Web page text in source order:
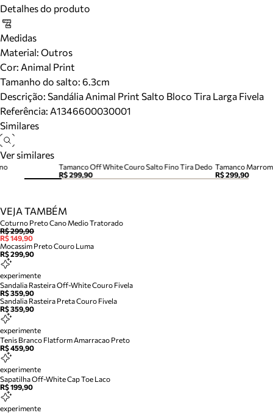
Detalhes do produto
Medidas
Material: Outros
Cor: Animal Print
Tamanho do salto: 6.3cm
Descrição: Sandália Animal Print Salto Bloco Tira Larga Fivela
Referência: A1346600030001
Similares
Ver similares
Tamanco Off White Couro Salto Fino Tira Dedo
R$ 299,90
Tamanco
R$ 299,90
VEJA TAMBÉM
Coturno Preto Cano Medio Tratorado
R$ 299,90
R$ 149,90
Mocassim Preto Couro Luma
R$ 299,90
experimente
Sandalia Rasteira Off-White Couro Fivela
R$ 359,90
Sandalia Rasteira Preta Couro Fivela
R$ 359,90
experimente
Tenis Branco Flatform Amarracao Preto
R$ 459,90
experimente
Sapatilha Off-White Cap Toe Laco
R$ 199,90
experimente